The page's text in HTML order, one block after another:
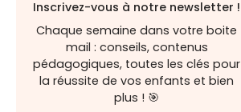
Inscrivez-vous à notre newsletter !
Chaque semaine dans votre boite
mail : conseils, contenus
pédagogiques, toutes les clés pour
la réussite de vos enfants et bien
plus ! 🎯